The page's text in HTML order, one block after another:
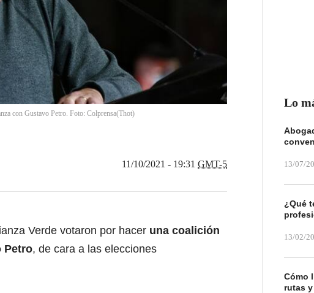
con Gustavo Petro. Foto: Colprensa(Thot)
11/10/2021 - 19:31 GMT-5
Verde votaron por hacer una coalición
Petro, de cara a las elecciones
Lo
13/07/
¿Qué
13/02/
Cómo
rutas